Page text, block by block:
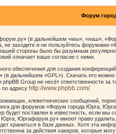
Форум
(в дальнейшем «мы», «наш»,
не заходите и не пользуйтесь
стороны было бы разумным
означает ваше согласие с ними.
обеспечения для создания
» (в дальнейшем «GPL»). Скачать его можно
Group не несёт ответственности
по адресу http://www.phpbb.com/.
клеветнических сообщений,
для форумов «Форум города Юрга,
будет поставлен в известность, если
Юргафорум.ру» имеют право
храниться в базе данных. Хотя эта
за действия хакеров, которые